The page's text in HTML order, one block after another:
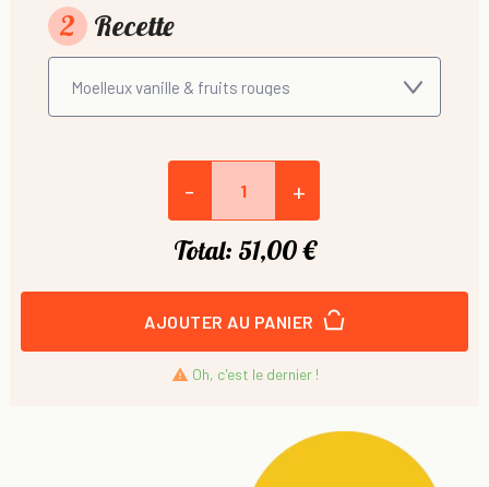
2 Recette
- +
Total: 51,00 €
AJOUTER AU PANIER
 Oh, c'est le dernier !